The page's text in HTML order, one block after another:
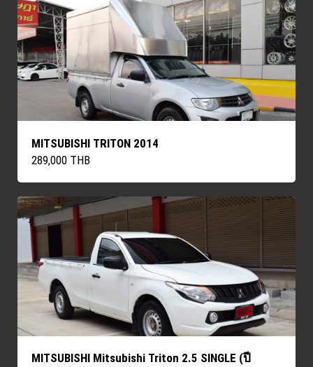
MITSUBISHI TRITON 2014
289,000 THB
MITSUBISHI Mitsubishi Triton 2.5 SINGLE (ปี